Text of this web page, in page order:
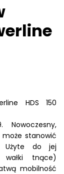
HDS 150
Nowoczesny,
może stanowić
Użyte do jej
wałki tnące)
mobilność